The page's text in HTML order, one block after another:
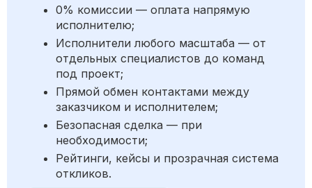
0% комиссии — оплата напрямую
исполнителю;
Исполнители любого масштаба — от
отдельных специалистов до команд
под проект;
Прямой обмен контактами между
заказчиком и исполнителем;
Безопасная сделка — при
необходимости;
Рейтинги, кейсы и прозрачная система
откликов.